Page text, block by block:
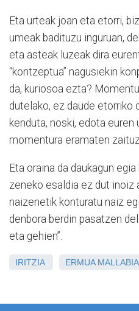
Eta urteak joan eta etorri,
umeak badituzu inguruan,
eta asteak luzeak dira
“kontzeptua” nagusiekin
da, kuriosoa ezta?
dutelako, ez daude etorriko
kenduta, noski, edota
momentura eramaten
Eta oraina da daukagun
zeneko esaldia ez dut inoiz
naizenetik konturatu naiz
denbora berdin pasatzen
eta gehien”.
IRITZIA ERMUA MALLABIA